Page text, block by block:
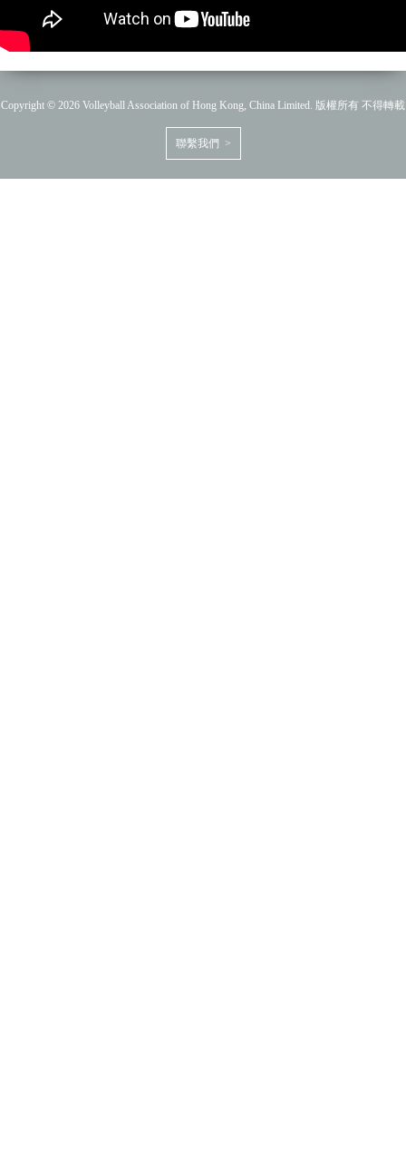
Copyright © 2026 Volleyball Association of Hong Kong, China Limited. 版權所有 不得轉載
聯繫我們 >